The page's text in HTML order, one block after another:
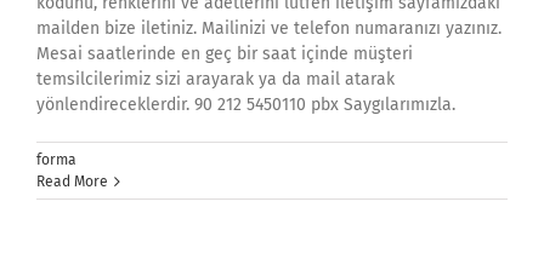
mailden bize iletiniz. Mailinizi ve telefon numaranızı yazınız.
Mesai saatlerinde en geç bir saat içinde müşteri
temsilcilerimiz sizi arayarak ya da mail atarak
yönlendireceklerdir. 90 212 5450110 pbx Saygılarımızla.
forma
Read More